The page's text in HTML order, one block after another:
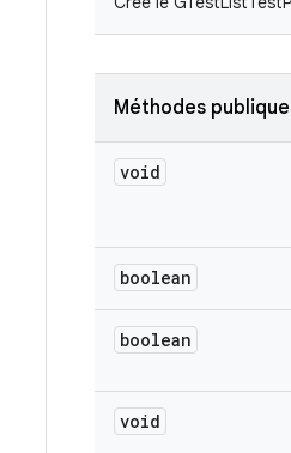
Méthodes
void
boolean
boolean
void